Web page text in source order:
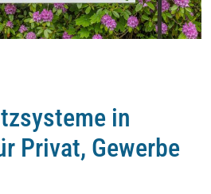
in
Privat, Gewerbe